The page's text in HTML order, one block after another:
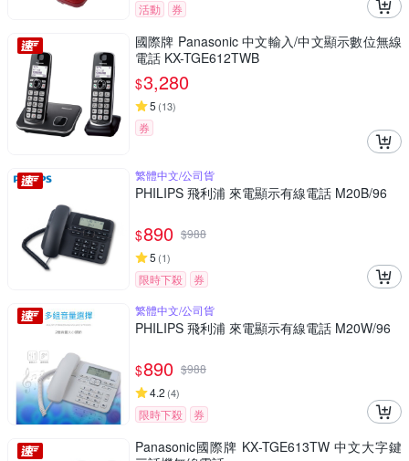
活動 券
國際牌 Panasonic 中文輸入/中文顯示數位無線
電話 KX-TGE612TWB
$3,280
5 (13)
券
繁體中文/公司貨
PHILIPS 飛利浦 來電顯示有線電話 M20B/96
$890 $988
5 (1)
限時下殺
券
繁體中文/公司貨
PHILIPS 飛利浦 來電顯示有線電話 M20W/96
$890 $988
4.2 (4)
限時下殺 券
Panasonic國際牌 KX-TGE613TW 中文大字鍵